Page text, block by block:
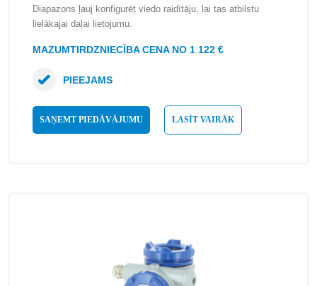
Diapazons ļauj konfigurēt viedo raidītāju, lai tas atbilstu
lielākajai daļai lietojumu.
MAZUMTIRDZNIECĪBA CENA NO 1 122 €
SAŅEMT PIEDĀVĀJUMU LASĪT VAIRĀK
PIEEJAMS